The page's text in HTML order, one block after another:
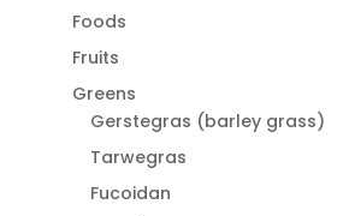
Foods
Fruits
Greens
Gerstegras (barley grass)
Tarwegras
Fucoidan